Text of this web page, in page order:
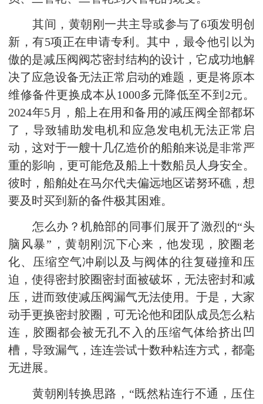
其间，黄朝刚一共主导或参与了6项发明创
新，有5项正在申请专利。其中，最令他引以为
傲的是减压阀阀芯密封结构的设计，它成功地解
决了应急设备无法正常启动的难题，更是将原本
维修备件更换成本从1000多元降低至不到2元。
2024年5月，船上在用和备用的减压阀全部都坏
了，导致辅助发电机和应急发电机无法正常启
动，这对于一艘十几亿造价的船舶来说是非常严
重的影响，更可能危及船上十数船员人身安全。
彼时，船舶处在马尔代夫偏远地区诺努环礁，想
要及时买到新的备件极其困难。
怎么办？机舱部的同事们展开了激烈的“头
脑风暴”，黄朝刚沉下心来，他发现，胶圈老
化、压缩空气冲刷以及与阀体的往复碰撞和压
迫，使得密封胶圈密封面被破坏，无法密封和减
压，进而致使减压阀漏气无法使用。于是，大家
动手更换密封胶圈，可无论他和团队成员怎么粘
连，胶圈都会被无孔不入的压缩气体给挤出凹
槽，导致漏气，连连尝试十数种粘连方式，都毫
无进展。
黄朝刚转换思路，“既然粘连行不通，压住